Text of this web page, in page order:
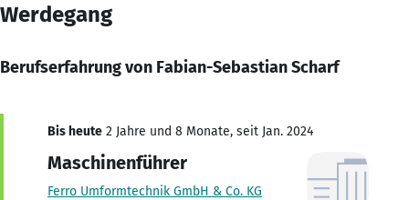
Werdegang
Berufserfahrung von Fabian-Sebastian Scharf
Bis heute 2 Jahre und 8 Monate, seit Jan. 2024
Maschinenführer
Ferro Umformtechnik GmbH & Co. KG